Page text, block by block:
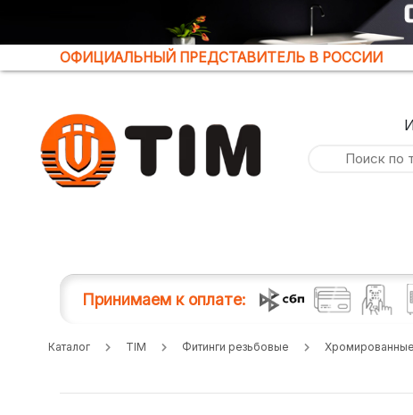
ОФИЦИАЛЬНЫЙ ПРЕДСТАВИТЕЛЬ В РОССИИ
Принимаем к оплате:
Каталог TIM Фитинги резьбовые Хромированные